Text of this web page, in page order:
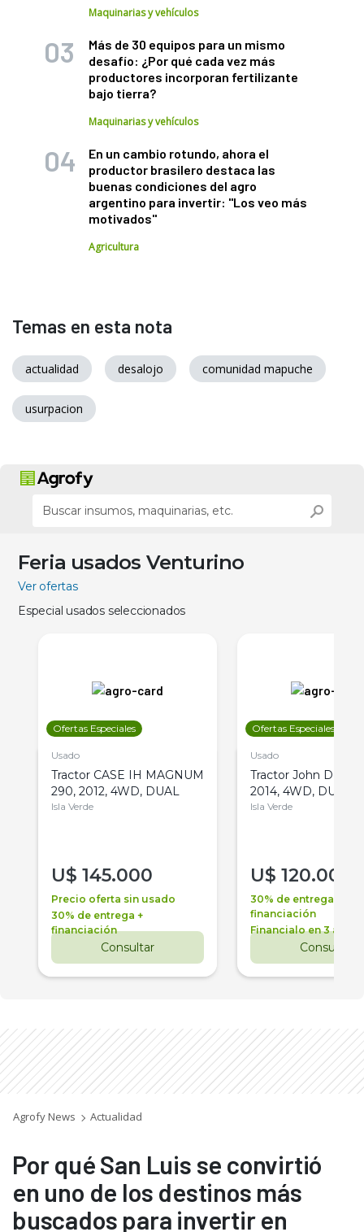
Maquinarias y vehículos
Más de 30 equipos para un mismo
desafío: ¿Por qué cada vez más
productores incorporan fertilizante
bajo tierra?
Maquinarias y vehículos
En un cambio rotundo, ahora el
productor brasilero destaca las
buenas condiciones del agro
argentino para invertir: "Los veo más
motivados"
Agricultura
Temas en esta nota
actualidad desalojo comunidad mapuche
usurpacion
Feria usados Venturino
Ver ofertas
Especial usados seleccionados
Ofertas Especiales
Usado
Tractor CASE IH MAGNUM
290, 2012, 4WD, DUAL
Isla Verde
U$ 145.000
Precio oferta sin usado
30% de entrega +
financiación
Consultar
Ofertas Especiales
Usado
Tractor John Deere
2014, 4WD, DUAL
Isla Verde
U$ 120.000
30% de entrega +
financiación
Financialo en 3 años
Consultar
Agrofy News Actualidad
Por qué San Luis se convirtió
en uno de los destinos más
buscados para invertir en